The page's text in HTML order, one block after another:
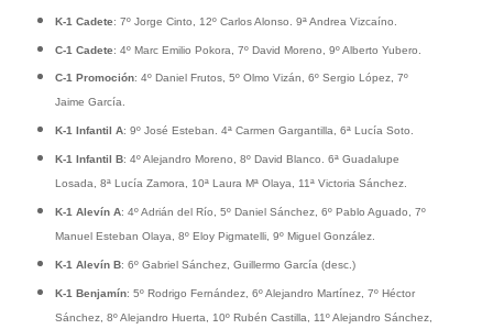
K-1 Cadete: 7º Jorge Cinto, 12º Carlos Alonso. 9ª Andrea Vizcaíno.
C-1 Cadete: 4º Marc Emilio Pokora, 7º David Moreno, 9º Alberto Yubero.
C-1 Promoción: 4º Daniel Frutos, 5º Olmo Vizán, 6º Sergio López, 7º
Jaime García.
K-1 Infantil A: 9º José Esteban. 4ª Carmen Gargantilla, 6ª Lucía Soto.
K-1 Infantil B: 4º Alejandro Moreno, 8º David Blanco. 6ª Guadalupe
Losada, 8ª Lucía Zamora, 10ª Laura Mª Olaya, 11ª Victoria Sánchez.
K-1 Alevín A: 4º Adrián del Río, 5º Daniel Sánchez, 6º Pablo Aguado, 7º
Manuel Esteban Olaya, 8º Eloy Pigmatelli, 9º Miguel González.
K-1 Alevín B: 6º Gabriel Sánchez, Guillermo García (desc.)
K-1 Benjamín: 5º Rodrigo Fernández, 6º Alejandro Martínez, 7º Héctor
Sánchez, 8º Alejandro Huerta, 10º Rubén Castilla, 11º Alejandro Sánchez,